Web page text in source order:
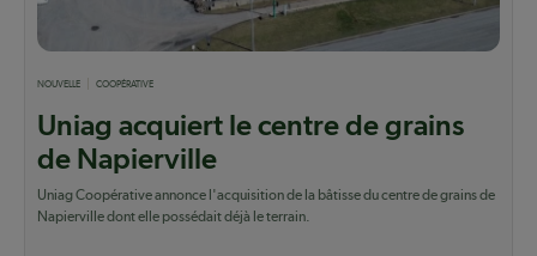
NOUVELLE COOPÉRATIVE
Uniag acquiert le centre de grains
de Napierville
Uniag Coopérative annonce l'acquisition de la bâtisse du centre de grains de
Napierville dont elle possédait déjà le terrain.